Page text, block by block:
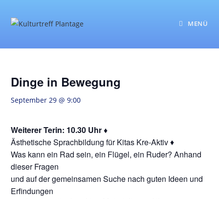
Inhalt
MENÜ
Dinge in Bewegung
September 29 @ 9:00
Weiterer Terin: 10.30 Uhr ♦
Ästhetische Sprachbildung für Kitas Kre-Aktiv ♦
Was kann ein Rad sein, ein Flügel, ein Ruder? Anhand
dieser Fragen
und auf der gemeinsamen Suche nach guten Ideen und
Erfindungen